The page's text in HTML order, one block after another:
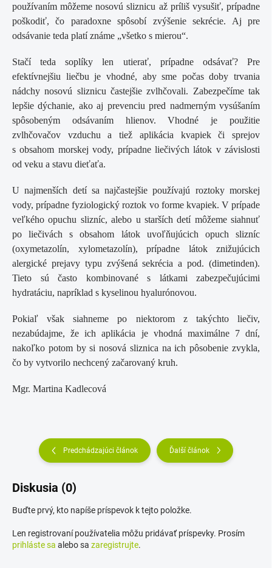
používaním môžeme nosovú sliznicu až príliš vysušiť, prípadne
poškodiť, čo paradoxne spôsobí zvýšenie sekrécie. Aj pre
odsávanie teda platí známe „všetko s mierou“.
Stačí teda soplíky len utierať, prípadne odsávať? Pre
efektívnejšiu liečbu je vhodné, aby sme počas doby trvania
nádchy nosovú sliznicu častejšie zvlhčovali. Zabezpečíme tak
lepšie dýchanie, ako aj prevenciu pred nadmerným vysúšaním
spôsobeným odsávaním hlienov. Vhodné je použitie
zvlhčovačov vzduchu a tiež aplikácia kvapiek či sprejov
s obsahom morskej vody, prípadne liečivých látok v závislosti
od veku a stavu dieťaťa.
U najmenších detí sa najčastejšie používajú roztoky morskej
vody, prípadne fyziologický roztok vo forme kvapiek. V prípade
veľkého opuchu slizníc, alebo u starších detí môžeme siahnuť
po liečivách s obsahom látok uvoľňujúcich opuch slizníc
(oxymetazolín, xylometazolín), prípadne látok znižujúcich
alergické prejavy typu zvýšená sekrécia a pod. (dimetinden).
Tieto sú často kombinované s látkami zabezpečujúcimi
hydratáciu, napríklad s kyselinou hyalurónovou.
Pokiaľ však siahneme po niektorom z takýchto liečiv,
nezabúdajme, že ich aplikácia je vhodná maximálne 7 dní,
nakoľko potom by si nosová sliznica na ich pôsobenie zvykla,
čo by vytvorilo nechcený začarovaný kruh.
Mgr. Martina Kadlecová
Predchádzajúci článok Ďalší článok
Diskusia (0)
Buďte prvý, kto napíše príspevok k tejto položke.
Len registrovaní používatelia môžu pridávať príspevky. Prosím
prihláste sa alebo sa zaregistrujte.